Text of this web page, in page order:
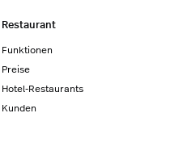
Restaurant
Funktionen
Preise
Hotel-Restaurants
Kunden